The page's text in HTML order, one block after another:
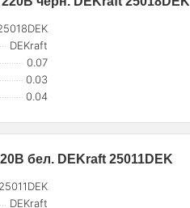
DEKraft
0.07
0.03
0.04
бел. DEKraft 25011DEK
25011DEK
DEKraft